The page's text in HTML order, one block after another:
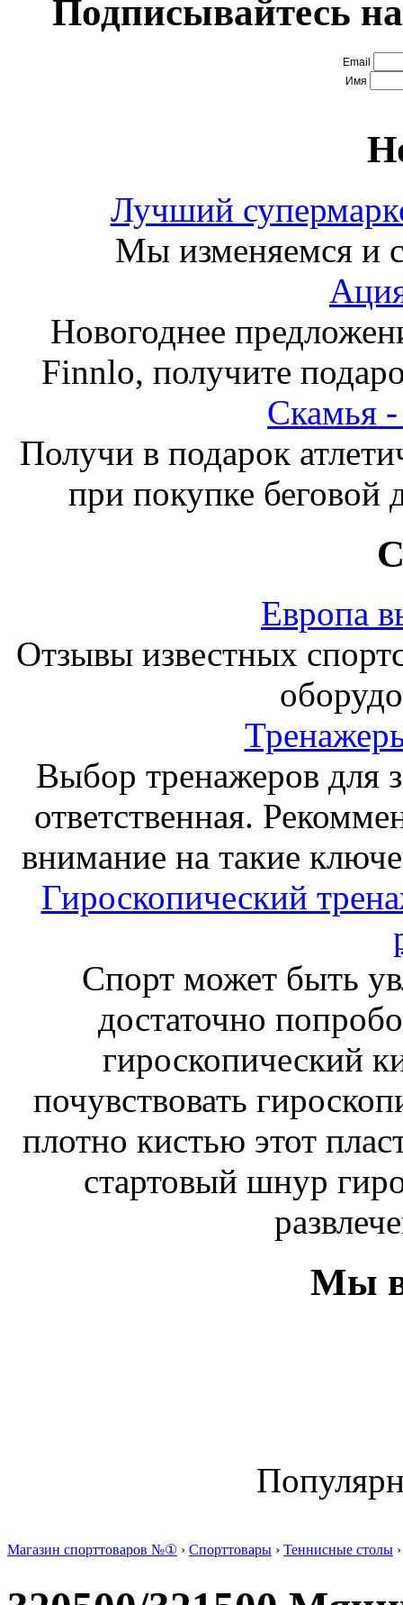
Подписывайтесь
Email
Имя
Лучший
Мы изменяемся и
Новогоднее
Finnlo, получите
Получи в подарок
при покупке беговой
Европа
Отзывы известных
Выбор тренажеров для
ответственная.
внимание на такие
Гироскопический
Спорт может быть
достаточно
гироскопический
почувствовать
плотно кистью этот
стартовый шнур
Мы в
Магазин спорттоваров №① › Спорттовары › Теннисные столы